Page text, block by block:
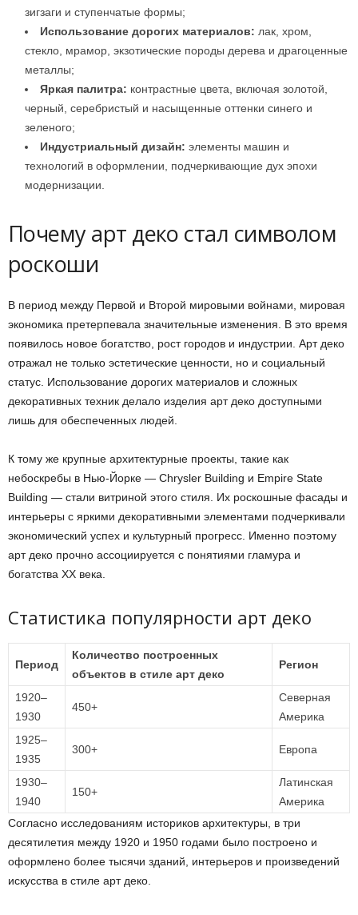
зигзаги и ступенчатые формы;
Использование дорогих материалов: лак, хром,
стекло, мрамор, экзотические породы дерева и драгоценные
металлы;
Яркая палитра: контрастные цвета, включая золотой,
черный, серебристый и насыщенные оттенки синего и
зеленого;
Индустриальный дизайн: элементы машин и
технологий в оформлении, подчеркивающие дух эпохи
модернизации.
Почему арт деко стал символом
роскоши
В период между Первой и Второй мировыми войнами, мировая
экономика претерпевала значительные изменения. В это время
появилось новое богатство, рост городов и индустрии. Арт деко
отражал не только эстетические ценности, но и социальный
статус. Использование дорогих материалов и сложных
декоративных техник делало изделия арт деко доступными
лишь для обеспеченных людей.
К тому же крупные архитектурные проекты, такие как
небоскребы в Нью-Йорке — Chrysler Building и Empire State
Building — стали витриной этого стиля. Их роскошные фасады и
интерьеры с яркими декоративными элементами подчеркивали
экономический успех и культурный прогресс. Именно поэтому
арт деко прочно ассоциируется с понятиями гламура и
богатства XX века.
Статистика популярности арт деко
Период
Количество построенных
объектов в стиле арт деко
Регион
1920–
1930
450+
Северная
Америка
1925–
1935
300+ Европа
1930–
1940
150+
Латинская
Америка
Согласно исследованиям историков архитектуры, в три
десятилетия между 1920 и 1950 годами было построено и
оформлено более тысячи зданий, интерьеров и произведений
искусства в стиле арт деко.